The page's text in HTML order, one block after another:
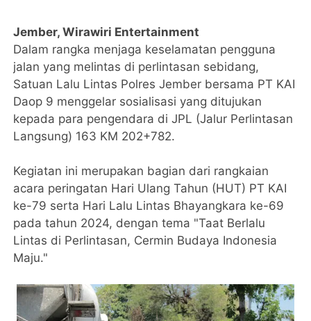
Jember, Wirawiri Entertainment
Dalam rangka menjaga keselamatan pengguna
jalan yang melintas di perlintasan sebidang,
Satuan Lalu Lintas Polres Jember bersama PT KAI
Daop 9 menggelar sosialisasi yang ditujukan
kepada para pengendara di JPL (Jalur Perlintasan
Langsung) 163 KM 202+782.
Kegiatan ini merupakan bagian dari rangkaian
acara peringatan Hari Ulang Tahun (HUT) PT KAI
ke-79 serta Hari Lalu Lintas Bhayangkara ke-69
pada tahun 2024, dengan tema "Taat Berlalu
Lintas di Perlintasan, Cermin Budaya Indonesia
Maju."